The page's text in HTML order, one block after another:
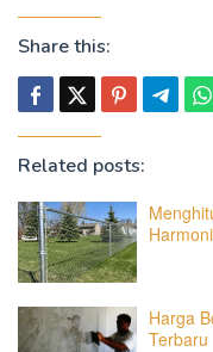
Share this:
Related posts:
Harga
Terbaru